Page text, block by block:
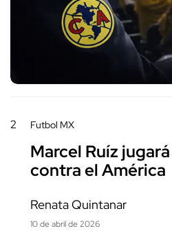
2 Futbol MX
Marcel Ruíz
contra el América
Renata Quintanar
10 de abril de 2026